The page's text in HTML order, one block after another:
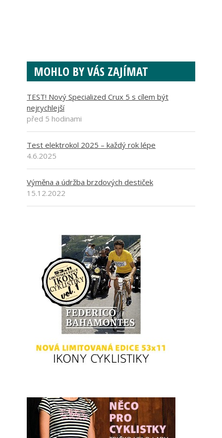
MOHLO BY VÁS ZAJÍMAT
TEST! Nový Specialized Crux 5 s cílem být
nejrychlejší
před 5 hodinami
Test elektrokol 2025 – každý rok lépe
4.6.2025
Výměna a údržba brzdových destiček
15.12.2022